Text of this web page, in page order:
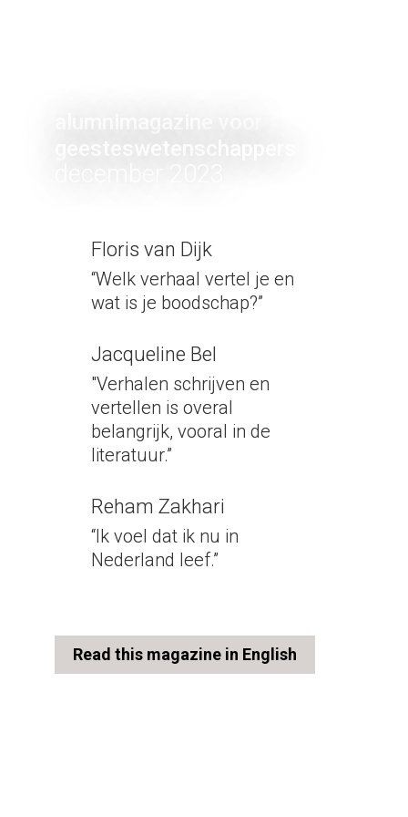
geesteswetenschappers
Floris van Dijk
“Welk verhaal vertel je en
wat is je boodschap?”
Jacqueline Bel
"Verhalen schrijven en
vertellen is overal
belangrijk, vooral in de
literatuur.”
Reham Zakhari
“Ik voel dat ik nu in
Nederland leef.”
Read this magazine in English